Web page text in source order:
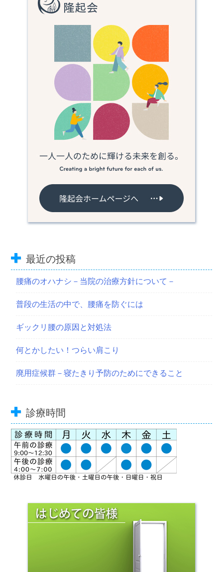
最近の投稿
腰痛のオハナシ－当院の治療方針について－
普段の生活の中で、腰痛を防ぐには
ギックリ腰の原因と対処法
何とかしたい！つらい肩こり
廃用症候群－寝たきり予防のためにできること
診療時間